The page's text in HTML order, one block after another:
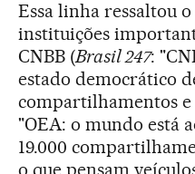
Essa linha ressaltou
instituições
CNBB (Brasil 247:
estado democrático
compartilhamentos
"OEA: o mundo está
19.000
o que pensam